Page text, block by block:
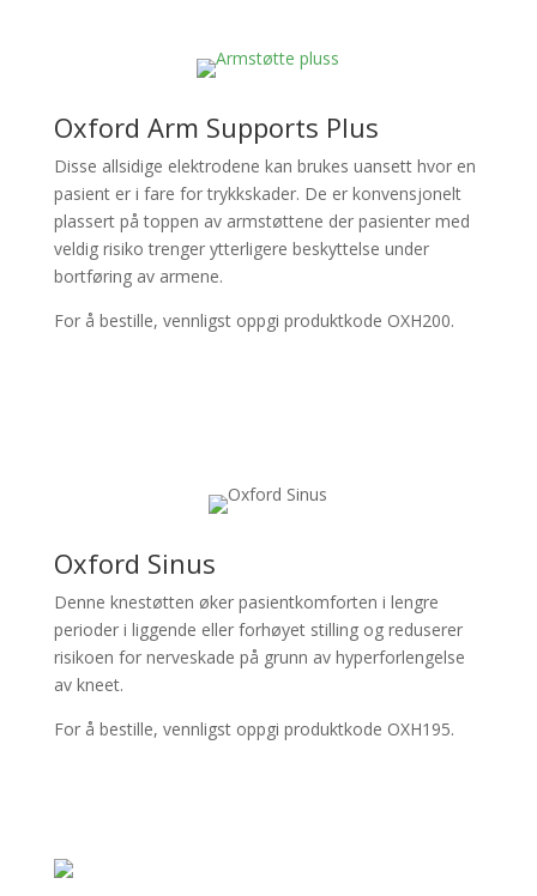
Oxford Arm Supports Plus
Disse allsidige elektrodene kan brukes uansett hvor en
pasient er i fare for trykkskader. De er konvensjonelt
plassert på toppen av armstøttene der pasienter med
veldig risiko trenger ytterligere beskyttelse under
bortføring av armene.
For å bestille, vennligst oppgi produktkode OXH200.
Oxford Sinus
Denne knestøtten øker pasientkomforten i lengre
perioder i liggende eller forhøyet stilling og reduserer
risikoen for nerveskade på grunn av hyperforlengelse
av kneet.
For å bestille, vennligst oppgi produktkode OXH195.